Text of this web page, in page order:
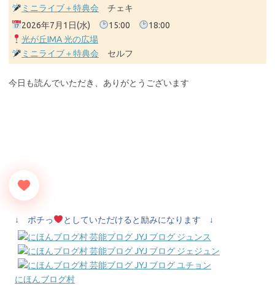
ミニライブ＋特典会 チェキ
2026年7月1日(水)
15:00
18:00
光が丘IMA 光の広場
ミニライブ＋特典会 セルフ
今日も読んでいただき、ありがとうございます
↓ ポチっ としていただけると励みになります ↓
にほんブログ村